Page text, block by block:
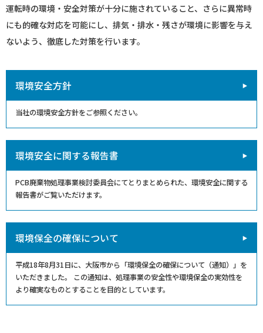
運転時の環境・安全対策が十分に施されていること、さらに異常時
にも的確な対応を可能にし、排気・排水・残さが環境に影響を与え
ないよう、徹底した対策を行います。
環境安全方針
当社の環境安全方針をご参照ください。
環境安全に関する報告書
PCB廃棄物処理事業検討委員会にてとりまとめられた、環境安全に関する
報告書がご覧いただけます。
環境保全の確保について
平成18年8月31日に、大阪市から「環境保全の確保について（通知）」を
いただきました。 この通知は、処理事業の安全性や環境保全の実効性を
より確実なものとすることを目的としています。